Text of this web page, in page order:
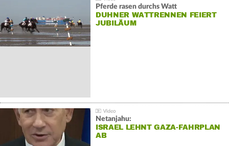
Pferde rasen durchs Watt
DUHNER WATTRENNEN FEIERT
JUBILÄUM
Netanjahu:
ISRAEL LEHNT GAZA-FAHRPLAN
AB